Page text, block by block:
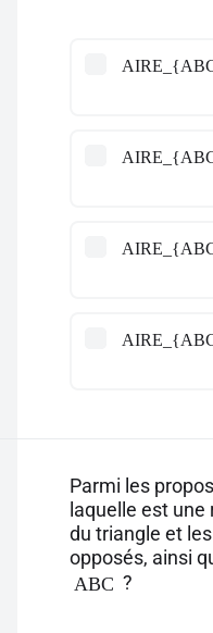
Parmi les
laquelle est
du triangle et
opposés, ainsi
ABC ?